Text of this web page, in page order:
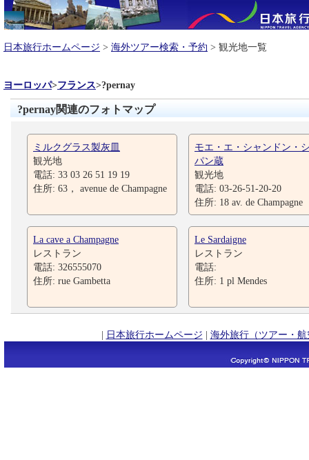
日本旅行ホームページ > 海外ツアー検索・予約 > 観光地一覧
ヨーロッパ>フランス>?pernay
?pernay関連のフォトマップ
ミルクグラス製灰皿
観光地
電話: 33 03 26 51 19 19
住所: 63， avenue de Champagne
モエ・エ・シャンドン・
パン蔵
観光地
電話: 03-26-51-20-20
住所: 18 av. de Champagne
La cave a Champagne
レストラン
電話: 326555070
住所: rue Gambetta
Le Sardaigne
レストラン
電話:
住所: 1 pl Mendes
| 日本旅行ホームページ | 海外旅行（ツアー・航